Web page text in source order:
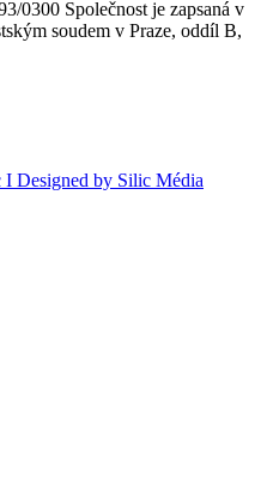
0300 Společnost je zapsaná v
soudem v Praze, oddíl B,
Designed by Silic Média